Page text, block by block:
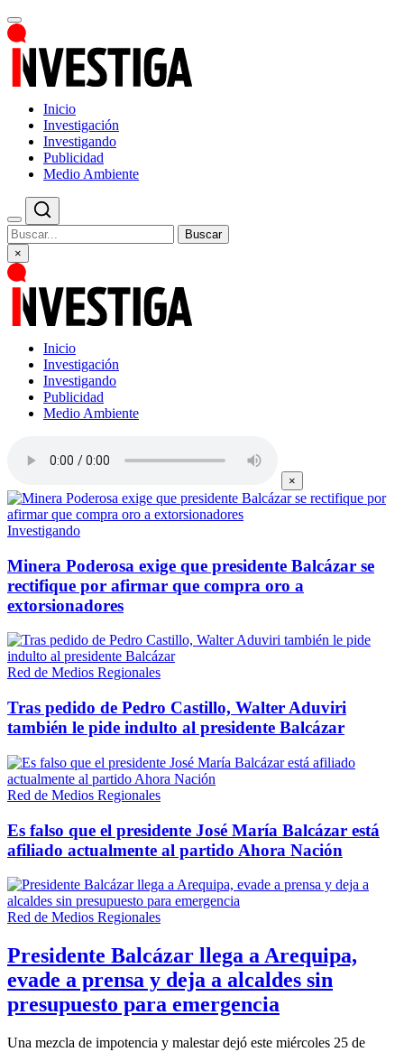
Inicio
Investigación
Investigando
Publicidad
Medio Ambiente
Buscar
×
Inicio
Investigación
Investigando
Publicidad
Medio Ambiente
×
Investigando
Minera Poderosa exige que presidente Balcázar se
rectifique por afirmar que compra oro a
extorsionadores
Red de Medios Regionales
Tras pedido de Pedro Castillo, Walter Aduviri
también le pide indulto al presidente Balcázar
Red de Medios Regionales
Es falso que el presidente José María Balcázar está
afiliado actualmente al partido Ahora Nación
Red de Medios Regionales
Presidente Balcázar llega a Arequipa,
evade a prensa y deja a alcaldes sin
presupuesto para emergencia
Una mezcla de impotencia y malestar dejó este miércoles 25 de